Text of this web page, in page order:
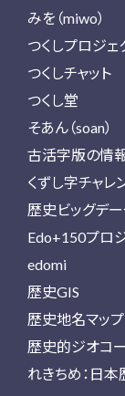
みを（miwo）
つくしプロジェ
つくしチャット
つくし堂
そあん（soan）
古活字版の情
くずし字チャレ
歴史ビッグデー
Edo+150プロ
edomi
歴史GIS
歴史地名マップ
歴史的ジオコ
れきちめ：日